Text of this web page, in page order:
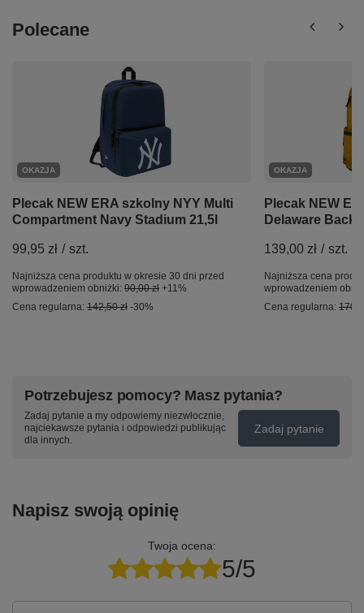
Polecane
OKAZJA
Plecak NEW ERA szkolny NYY Multi
Compartment Navy Stadium 21,5l
99,95 zł / szt.
Najniższa cena produktu w okresie 30 dni przed
wprowadzeniem obniżki: 90,00 zł +11%
Cena regularna: 142,50 zł -30%
OKAZJA
Plecak NEW
Delaware
139,00 zł / szt.
Najniższa cena
wprowadzeniem
Cena regularna:
Potrzebujesz pomocy? Masz pytania?
Zadaj pytanie a my odpowiemy niezwłocznie,
najciekawsze pytania i odpowiedzi publikując
dla innych.
Zadaj pytanie
Napisz swoją opinię
Twoja ocena:
5/5